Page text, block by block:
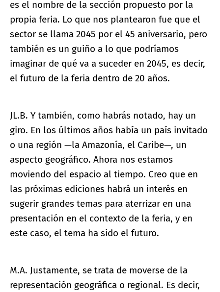
es el nombre de la sección propuesto por la
propia feria. Lo que nos plantearon fue que el
sector se llama 2045 por el 45 aniversario, pero
también es un guiño a lo que podríamos
imaginar de qué va a suceder en 2045, es decir,
el futuro de la feria dentro de 20 años.
JL.B. Y también, como habrás notado, hay un
giro. En los últimos años había un país invitado
o una región —la Amazonía, el Caribe—, un
aspecto geográfico. Ahora nos estamos
moviendo del espacio al tiempo. Creo que en
las próximas ediciones habrá un interés en
sugerir grandes temas para aterrizar en una
presentación en el contexto de la feria, y en
este caso, el tema ha sido el futuro.
M.A. Justamente, se trata de moverse de la
representación geográfica o regional. Es decir,